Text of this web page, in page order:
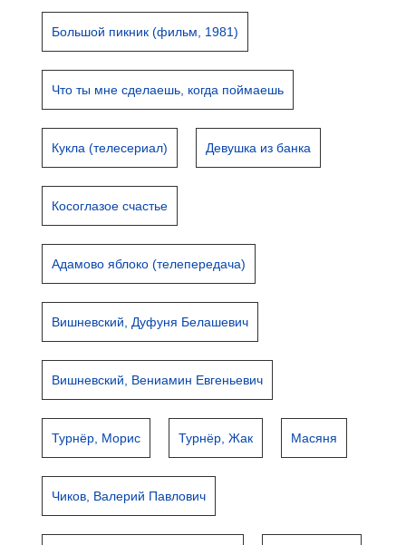
Большой пикник (фильм, 1981)
Что ты мне сделаешь, когда поймаешь
Кукла (телесериал) Девушка из банка
Косоглазое счастье
Адамово яблоко (телепередача)
Вишневский, Дуфуня Белашевич
Вишневский, Вениамин Евгеньевич
Турнёр, Морис Турнёр, Жак Масяня
Чиков, Валерий Павлович